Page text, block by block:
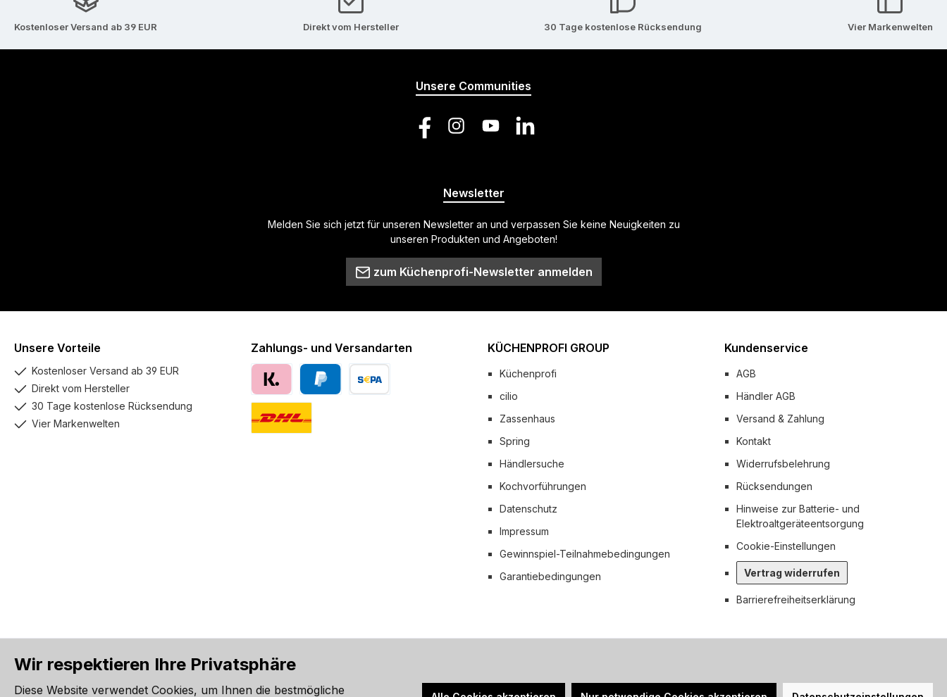
Kostenloser Versand ab 39 EUR Direkt vom Hersteller 30 Tage kostenlose Rücksendung Vier Markenwelten
Unsere Communities
FacebookInstagramYouTube LinkedIn
Newsletter
Melden Sie sich jetzt für unseren Newsletter an und verpassen Sie keine Neuigkeiten zu
unseren Produkten und Angeboten!
zum Küchenprofi-Newsletter anmelden
Unsere Vorteile
Kostenloser Versand ab 39 EUR
Direkt vom Hersteller
30 Tage kostenlose Rücksendung
Vier Markenwelten
Zahlungs- und Versandarten
PayPal
Klarna
KÜCHENPROFI GROUP
Küchenprofi
cilio
Zassenhaus
Spring
Händlersuche
Kochvorführungen
Datenschutz
Impressum
Gewinnspiel-Teilnahmebedingungen
Garantiebedingungen
Kundenservice
AGB
Händler AGB
Versand & Zahlung
Kontakt
Widerrufsbelehrung
Rücksendungen
Hinweise zur Batterie- und
Elektroaltgeräteentsorgung
Cookie-Einstellungen
Vertrag widerrufen
Barrierefreiheitserklärung
Alle Preise inkl. gesetzl. Mehrwertsteuer zzgl. Versandkostenund ggf. Nachnahmegebühren, wenn nicht anders angegeben.
Wir respektieren Ihre Privatsphäre
Diese Website verwendet Cookies, um Ihnen die bestmögliche